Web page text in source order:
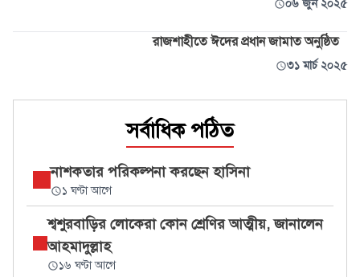
০৬ জুন ২০২৫
রাজশাহীতে ঈদের প্রধান জামাত অনুষ্ঠিত
৩১ মার্চ ২০২৫
সর্বাধিক পঠিত
নাশকতার পরিকল্পনা করছেন হাসিনা
১ ঘণ্টা আগে
শ্বশুরবাড়ির লোকেরা কোন শ্রেণির আত্মীয়, জানালেন
আহমাদুল্লাহ
১৬ ঘণ্টা আগে